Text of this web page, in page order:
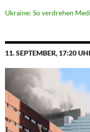
Ukraine: So verdrehen
11. SEPTEMBER, 17:20